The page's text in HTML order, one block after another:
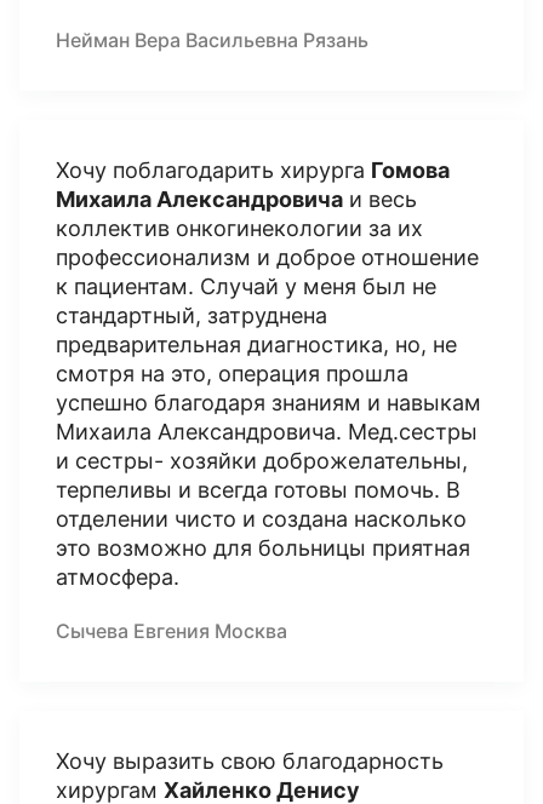
Нейман Вера Васильевна Рязань
Хочу поблагодарить хирурга Гомова
Михаила Александровича и весь
коллектив онкогинекологии за их
профессионализм и доброе отношение
к пациентам. Случай у меня был не
стандартный, затруднена
предварительная диагностика, но, не
смотря на это, операция прошла
успешно благодаря знаниям и навыкам
Михаила Александровича. Мед.сестры
и сестры- хозяйки доброжелательны,
терпеливы и всегда готовы помочь. В
отделении чисто и создана насколько
это возможно для больницы приятная
атмосфера.
Сычева Евгения Москва
Хочу выразить свою благодарность
хирургам Хайленко Денису